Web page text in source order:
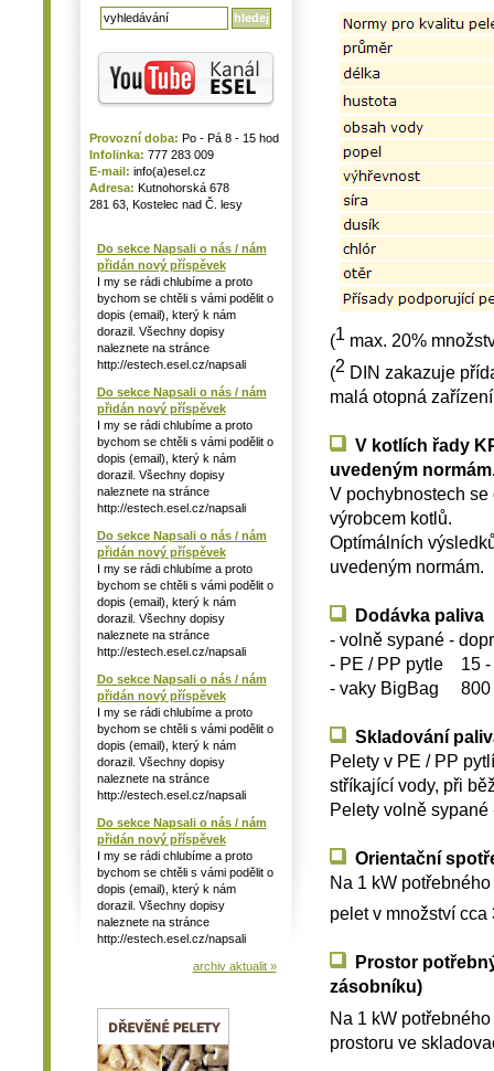
Provozní doba: Po - Pá 8 - 15 hod
Infolinka: 777 283 009
E-mail: info(a)esel.cz
Adresa: Kutnohorská 678
281 63, Kostelec nad Č. lesy
Do sekce Napsali o nás / nám
přidán nový příspěvek
I my se rádi chlubíme a proto
bychom se chtěli s vámi podělit o
dopis (email), který k nám
dorazil. Všechny dopisy
naleznete na stránce
http://estech.esel.cz/napsali
Do sekce Napsali o nás / nám
přidán nový příspěvek
I my se rádi chlubíme a proto
bychom se chtěli s vámi podělit o
dopis (email), který k nám
dorazil. Všechny dopisy
naleznete na stránce
http://estech.esel.cz/napsali
Do sekce Napsali o nás / nám
přidán nový příspěvek
I my se rádi chlubíme a proto
bychom se chtěli s vámi podělit o
dopis (email), který k nám
dorazil. Všechny dopisy
naleznete na stránce
http://estech.esel.cz/napsali
Do sekce Napsali o nás / nám
přidán nový příspěvek
I my se rádi chlubíme a proto
bychom se chtěli s vámi podělit o
dopis (email), který k nám
dorazil. Všechny dopisy
naleznete na stránce
http://estech.esel.cz/napsali
Do sekce Napsali o nás / nám
přidán nový příspěvek
I my se rádi chlubíme a proto
bychom se chtěli s vámi podělit o
dopis (email), který k nám
dorazil. Všechny dopisy
naleznete na stránce
http://estech.esel.cz/napsali
archiv aktualit »
(1max. 20%
(2DIN zakazuje
malá otopná zařízení
V kotlích řady
uvedeným
V pochybnostech
výrobcem kotlů.
Optímálních
uvedeným normám.
Dodávka paliva
- volně sypané -
- PE / PP pytle 15 -
- vaky BigBag 800
Skladování
Pelety v PE / PP
stříkající vody, při
Pelety volně
Orientační
Na 1 kW
pelet v množství cca
Prostor
zásobníku)
Na 1 kW
prostoru ve